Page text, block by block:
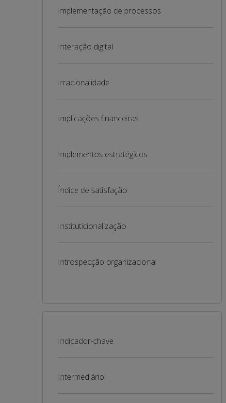
Implementação de processos
Interação digital
Irracionalidade
Implicações financeiras
Implementos estratégicos
Índice de satisfação
Instituticionalização
Introspecção organizacional
Indicador-chave
Intermediário